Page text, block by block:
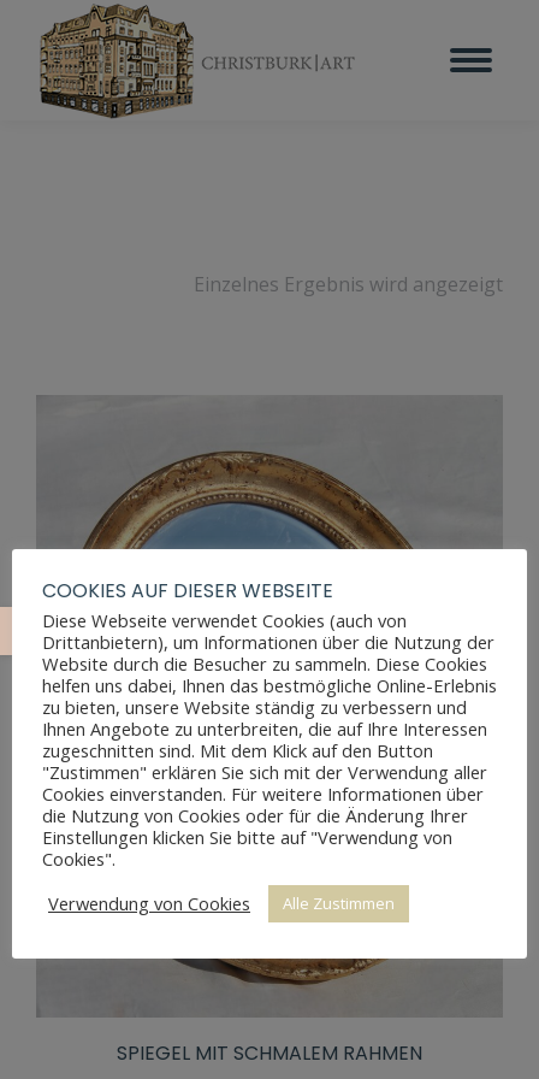
Einzelnes Ergebnis wird angezeigt
SPIEGEL MIT SCHMALEM RAHMEN
COOKIES AUF DIESER WEBSEITE
Diese Webseite verwendet Cookies (auch von
Drittanbietern), um Informationen über die Nutzung der
Website durch die Besucher zu sammeln. Diese Cookies
helfen uns dabei, Ihnen das bestmögliche Online-Erlebnis
zu bieten, unsere Website ständig zu verbessern und
Ihnen Angebote zu unterbreiten, die auf Ihre Interessen
zugeschnitten sind. Mit dem Klick auf den Button
"Zustimmen" erklären Sie sich mit der Verwendung aller
Cookies einverstanden. Für weitere Informationen über
die Nutzung von Cookies oder für die Änderung Ihrer
Einstellungen klicken Sie bitte auf "Verwendung von
Cookies".
Verwendung von Cookies
Alle Zustimmen